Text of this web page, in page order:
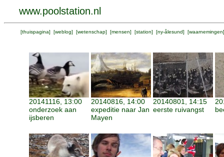
www.poolstation.nl
[thuispagina] [weblog] [wetenschap] [mensen] [station] [ny-ålesund] [waarnemingen
20141116, 13:00
onderzoek aan
ijsberen
20140816, 14:00
expeditie naar Jan
Mayen
20140801, 14:15
eerste ruivangst